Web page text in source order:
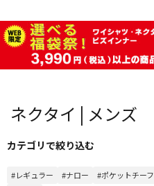
ネクタイ | メンズ
カテゴリで絞り込む
#レギュラー #ナロー #ポケットチーフ